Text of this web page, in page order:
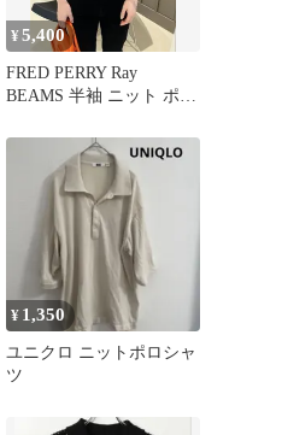
¥5,400
FRED PERRY Ray
BEAMS 半袖 ニット ポロ
¥ 1,350
ユニクロ ニットポロシャ
ツ